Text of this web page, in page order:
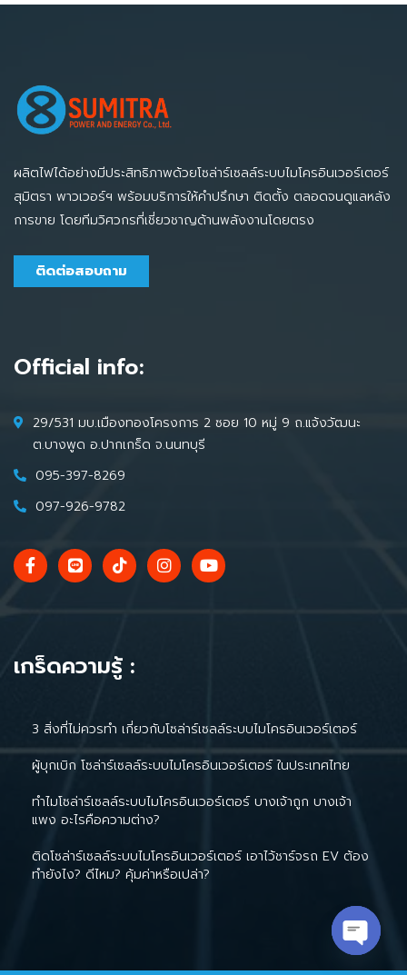
ผลิตไฟได้อย่างมีประสิทธิภาพด้วยโซล่าร์เซลล์ระบบไมโครอินเวอร์เตอร์
สุมิตรา พาวเวอร์ฯ พร้อมบริการให้คำปรึกษา ติดตั้ง ตลอดจนดูแลหลัง
การขาย โดยทีมวิศวกรที่เชี่ยวชาญด้านพลังงานโดยตรง
ติดต่อสอบถาม
Official info:
29/531 มบ.เมืองทองโครงการ 2 ซอย 10 หมู่ 9 ถ.แจ้งวัฒนะ
ต.บางพูด อ.ปากเกร็ด จ.นนทบุรี
095-397-8269
097-926-9782
เกร็ดความรู้ :
3 สิ่งที่ไม่ควรทำ เกี่ยวกับโซล่าร์เซลล์ระบบไมโครอินเวอร์เตอร์
ผู้บุกเบิก โซล่าร์เซลล์ระบบไมโครอินเวอร์เตอร์ ในประเทศไทย
ทำไมโซล่าร์เซลล์ระบบไมโครอินเวอร์เตอร์ บางเจ้าถูก บางเจ้า
แพง อะไรคือความต่าง?
ติดโซล่าร์เซลล์ระบบไมโครอินเวอร์เตอร์ เอาไว้ชาร์จรถ EV ต้อง
ทำยังไง? ดีไหม? คุ้มค่าหรือเปล่า?